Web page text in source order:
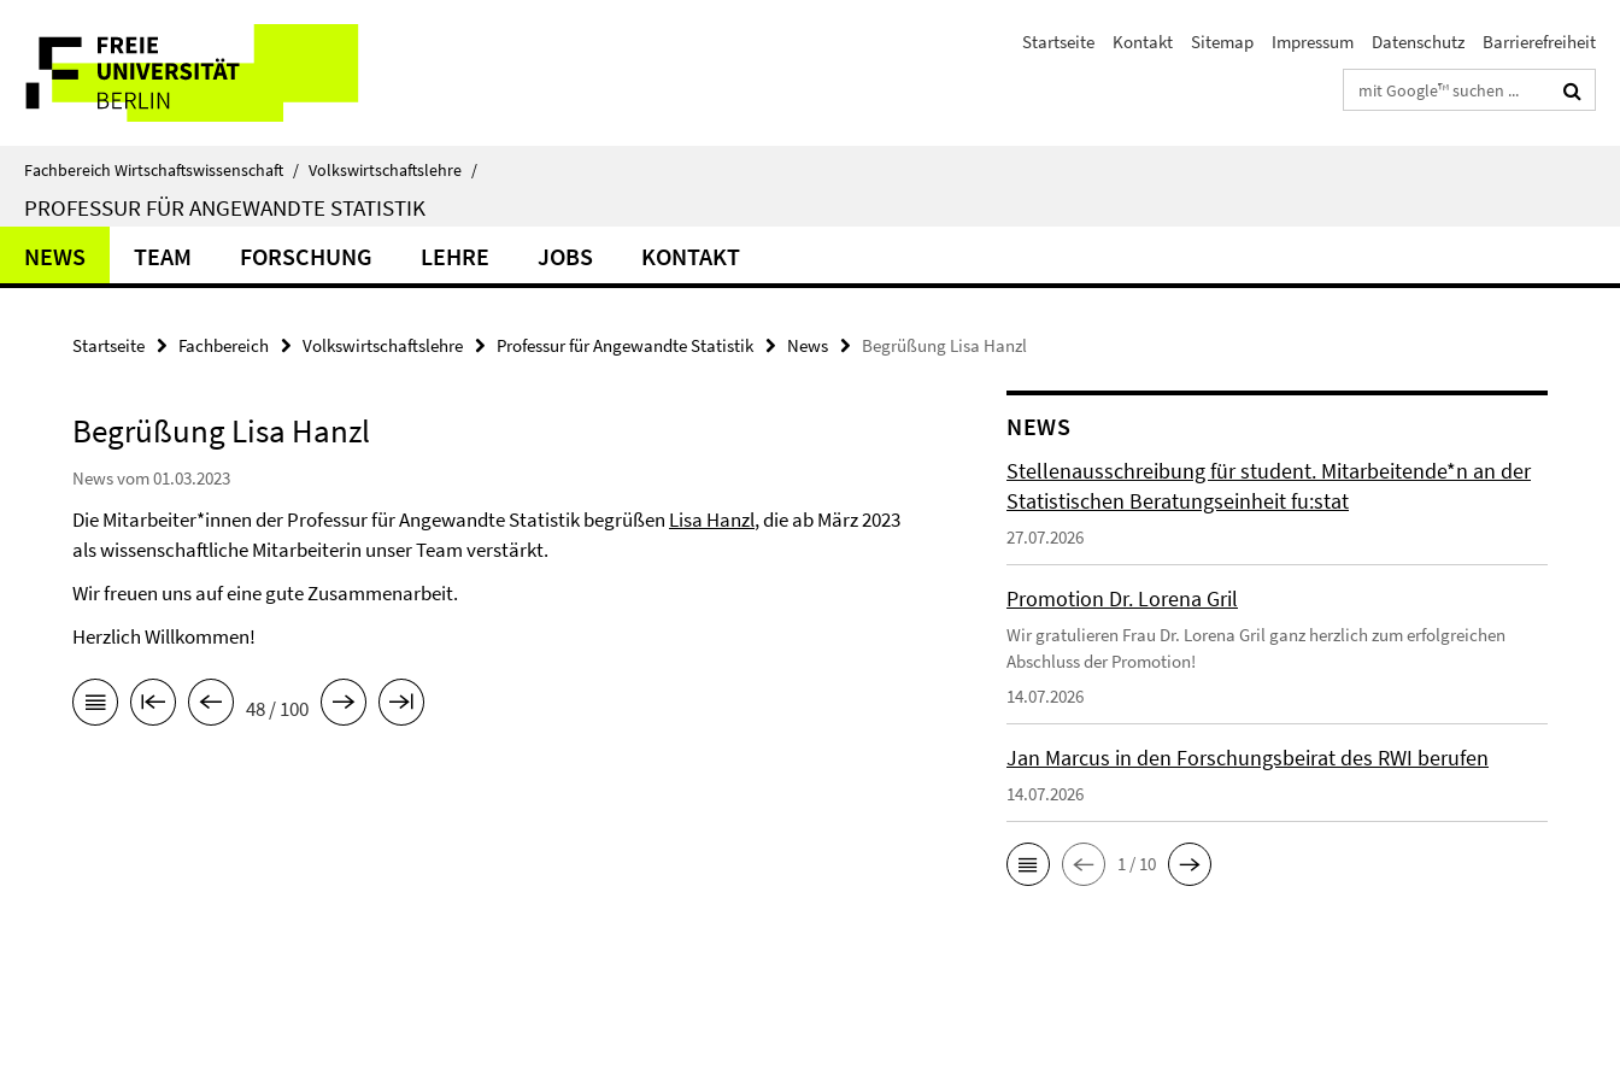
direkt
Inhalt
Service-
Navigation
Startseite Kontakt Sitemap Impressum Datenschutz
Barrierefreiheit
Suchbegriffe
Fachbereich Wirtschaftswissenschaft / Volkswirtschaftslehre /
PROFESSUR FÜR ANGEWANDTE STATISTIK
NEWS TEAM FORSCHUNG LEHRE JOBS KONTAKT
Startseite Fachbereich Volkswirtschaftslehre Professur für Angewandte Statistik News Begrüßung Lisa Hanzl
Begrüßung Lisa Hanzl
News vom 01.03.2023
Die Mitarbeiter*innen der Professur für Angewandte Statistik begrüßen Lisa Hanzl, die ab März 2023
als wissenschaftliche Mitarbeiterin unser Team verstärkt.
Wir freuen uns auf eine gute Zusammenarbeit.
Herzlich Willkommen!
48 / 100
NEWS
Stellenausschreibung für student. Mitarbeitende*n an der
Statistischen Beratungseinheit fu:stat
27.07.2026
Promotion Dr. Lorena Gril
Wir gratulieren Frau Dr. Lorena Gril ganz herzlich zum erfolgreichen
Abschluss der Promotion!
14.07.2026
Jan Marcus in den Forschungsbeirat des RWI berufen
14.07.2026
1 / 10